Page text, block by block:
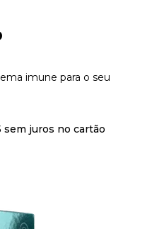
imune para o seu
sem juros no cartão